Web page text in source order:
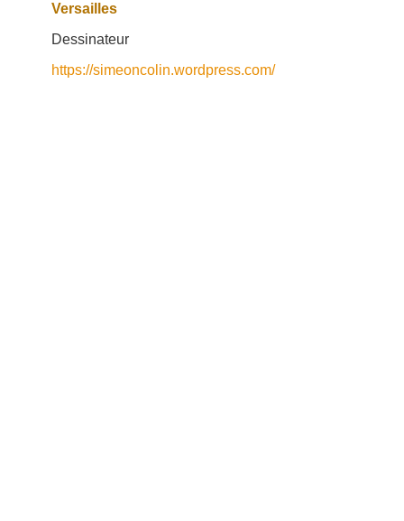
Versailles
Dessinateur
https://simeoncolin.wordpress.com/